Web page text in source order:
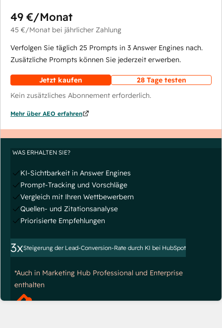
49 €/Monat
45 €/Monat bei jährlicher Zahlung
Verfolgen Sie täglich 25 Prompts in 3 Answer Engines nach.
Zusätzliche Prompts können Sie jederzeit erwerben.
Jetzt kaufen
28 Tage testen
Kein zusätzliches Abonnement erforderlich.
Mehr über AEO erfahren
WAS ERHALTEN SIE?
KI-Sichtbarkeit in Answer Engines
Prompt-Tracking und Vorschläge
Vergleich mit Ihren Wettbewerbern
Quellen- und Zitationsanalyse
Priorisierte Empfehlungen
3xSteigerung der Lead-Conversion-Rate durch KI bei HubSpot
*Auch in Marketing Hub Professional und Enterprise
enthalten